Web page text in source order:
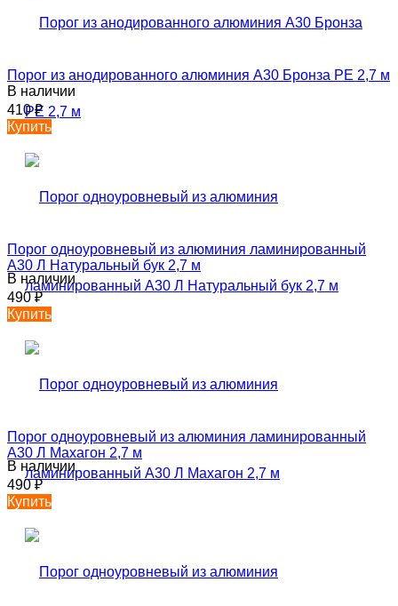
Порог из анодированного алюминия А30 Бронза РЕ 2,7 м
В наличии
410₽
Купить
Порог одноуровневый из алюминия ламинированный
А30 Л Натуральный бук 2,7 м
В наличии
490₽
Купить
Порог одноуровневый из алюминия ламинированный
А30 Л Махагон 2,7 м
В наличии
490₽
Купить